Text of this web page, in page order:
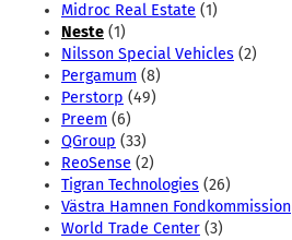
Midroc Real Estate (1)
Neste (1)
Nilsson Special Vehicles (2)
Pergamum (8)
Perstorp (49)
Preem (6)
QGroup (33)
ReoSense (2)
Tigran Technologies (26)
Västra Hamnen Fondkommission
World Trade Center (3)